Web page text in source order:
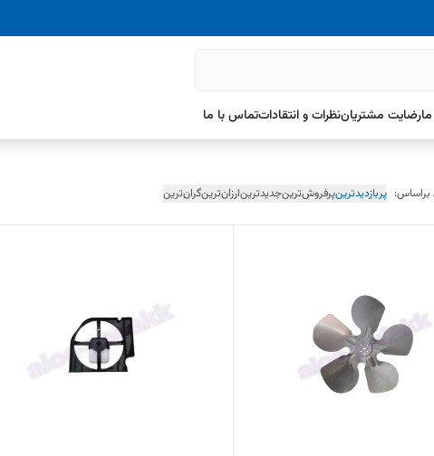
رضایت مشتریاننظرات و انتقاداتتماس با ما
پربازدیدترینپرفروش‌ترینجدیدترینارزان‌ترینگران‌ترین